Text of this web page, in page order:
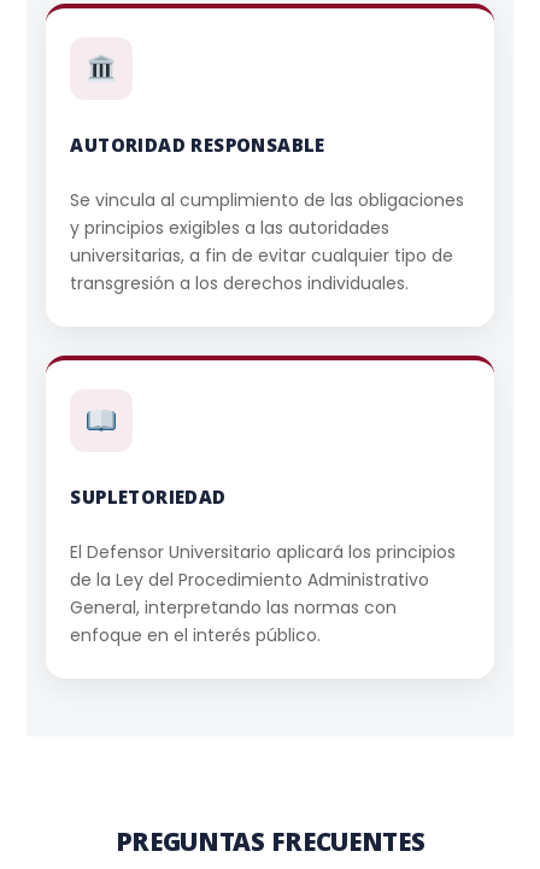
AUTORIDAD RESPONSABLE
Se vincula al cumplimiento de las obligaciones
y principios exigibles a las autoridades
universitarias, a fin de evitar cualquier tipo de
transgresión a los derechos individuales.
SUPLETORIEDAD
El Defensor Universitario aplicará los principios
de la Ley del Procedimiento Administrativo
General, interpretando las normas con
enfoque en el interés público.
PREGUNTAS FRECUENTES